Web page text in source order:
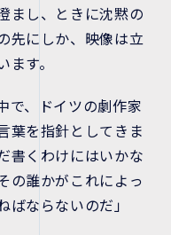
まし、ときに沈黙の
先にしか、映像は立
す。
で、ドイツの劇作家
葉を指針としてきま
書くわけにはいかな
の誰かがこれによっ
ならないのだ」